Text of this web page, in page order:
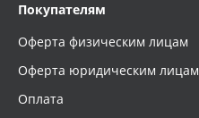
Покупателям
Оферта физическим лицам
Оферта юридическим лицам
Оплата